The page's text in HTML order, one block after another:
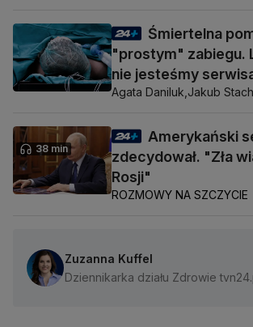
Śmiertelna
"prostym" zabiegu.
nie jesteśmy
Agata Daniluk, Jakub
38 min
Amerykański
zdecydował. "Zła
Rosji"
ROZMOWY NA SZCZYCIE
Zuzanna Kuffel
Dziennikarka działu Zdrowie